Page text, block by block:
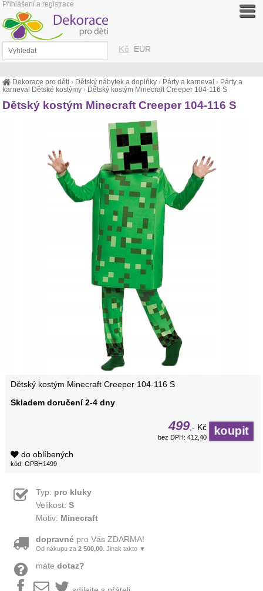
Dekorace pro děti › Dětský nábytek a doplňky › Párty a karneval › Párty a
karneval Dětské kostýmy › Dětský kostým Minecraft Creeper 104-116 S
Dětský kostým Minecraft Creeper 104-116 S
Dětský kostým Minecraft Creeper 104-116 S
Skladem doručení 2-4 dny
499 ,- Kč
bez DPH: 412,40
do oblíbených
kód: OPBH1499
Typ: pro kluky
Velikost: S
Motiv: Minecraft
dopravnépro Vás ZDARMA!
Od nákupu za 2 500,00. Jinak takto ▼
máte dotaz?
Kč EUR
Přihlášení a registrace